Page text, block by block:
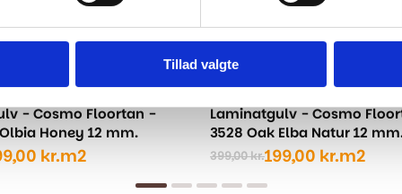
Tillad valgte
- Cosmo Floortan -
Honey 12 mm.
kr.m2
Laminatgulv - Cosmo
3528 Oak Elba Natur 12
399,00kr.
Den
oprindelige
199,00 kr.
Den
aktuelle
m2